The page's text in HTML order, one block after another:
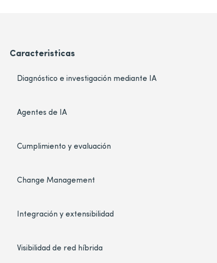
Caracteristicas
Diagnóstico e investigación mediante IA
Agentes de IA
Cumplimiento y evaluación
Change Management
Integración y extensibilidad
Visibilidad de red híbrida